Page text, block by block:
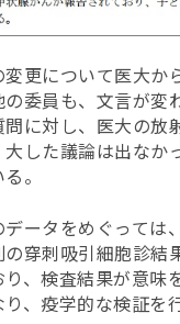
変更について医大
委員も、文言が変
に対し、医大の放
した議論は出なか
。
ータをめぐっては
の穿刺吸引細胞診
り、検査結果が意
、疫学的な検証を